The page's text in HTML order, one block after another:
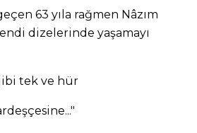
63 yıla rağmen Nâzım
dizelerinde yaşamayı
tek ve hür